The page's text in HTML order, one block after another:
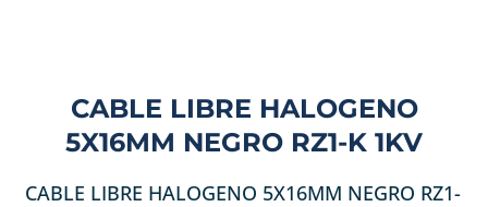
CABLE LIBRE HALOGENO
5X16MM NEGRO RZ1-K 1KV
CABLE LIBRE HALOGENO 5X16MM NEGRO RZ1-